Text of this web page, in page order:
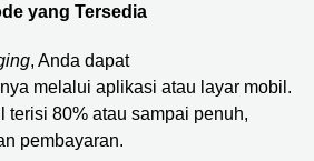
yang Tersedia
, Anda dapat
melalui aplikasi atau layar mobil.
terisi 80% atau sampai penuh,
pembayaran.